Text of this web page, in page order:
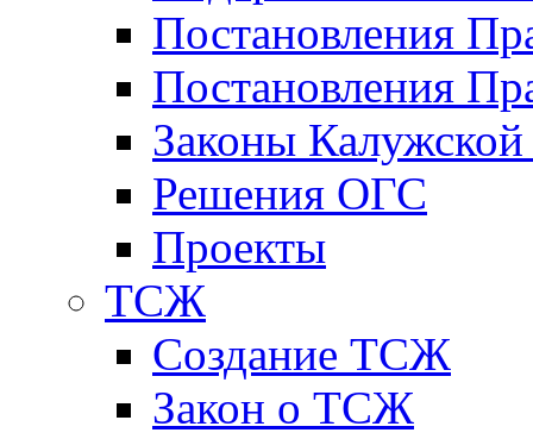
Постановления
Постановления
Законы Калужской
Решения ОГС
Проекты
ТСЖ
Создание ТСЖ
Закон о ТСЖ